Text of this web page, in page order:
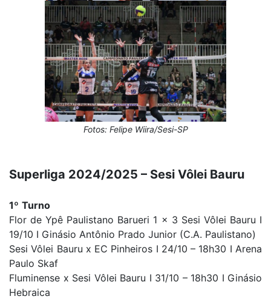
Fotos: Felipe Wiira/Sesi-SP
Superliga 2024/2025 – Sesi Vôlei Bauru
1º Turno
Flor de Ypê Paulistano Barueri 1 x 3 Sesi Vôlei Bauru I
19/10 I Ginásio Antônio Prado Junior (C.A. Paulistano)
Sesi Vôlei Bauru x EC Pinheiros I 24/10 – 18h30 I Arena
Paulo Skaf
Fluminense x Sesi Vôlei Bauru I 31/10 – 18h30 I Ginásio
Hebraica